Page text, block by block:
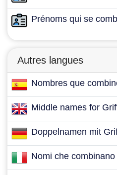
Prénoms qui se
Autres langues
Nombres que
Middle names for
Doppelnamen mit
Nomi che